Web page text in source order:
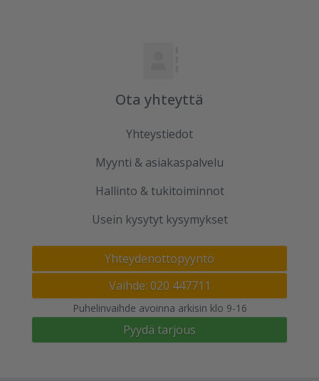
Ota yhteyttä
Yhteystiedot
Myynti & asiakaspalvelu
Hallinto & tukitoiminnot
Usein kysytyt kysymykset
Yhteydenottopyyntö
Vaihde: 020 447711
Puhelinvaihde avoinna arkisin klo 9-16
Pyydä tarjous